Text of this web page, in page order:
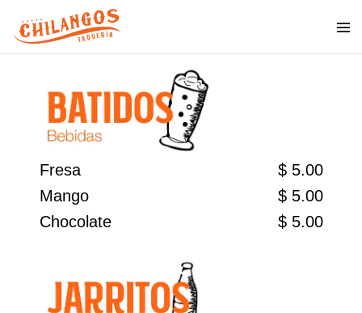
Fresa
$ 5.00
Mango
$ 5.00
Chocolate
$ 5.00